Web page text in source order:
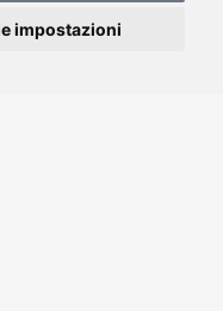
impostazioni